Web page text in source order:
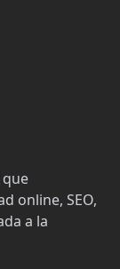
online, SEO,
a la